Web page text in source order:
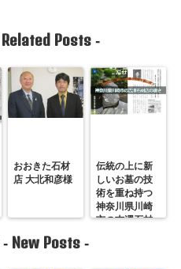
Related Posts-
おおきた石材
店 大北和彦様
伝統の上に新
しいお墓の技
術を重ね持つ
神奈川県川崎
市の吉澤石材
- New Posts -